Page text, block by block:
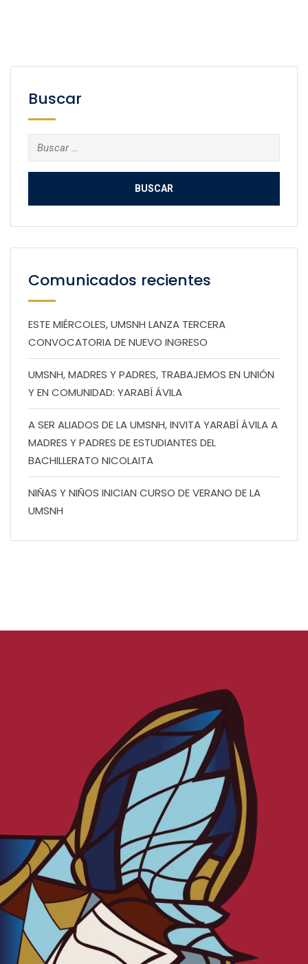
Buscar
Buscar:
Comunicados recientes
ESTE MIÉRCOLES, UMSNH LANZA TERCERA
CONVOCATORIA DE NUEVO INGRESO
UMSNH, MADRES Y PADRES, TRABAJEMOS EN UNIÓN
Y EN COMUNIDAD: YARABÍ ÁVILA
A SER ALIADOS DE LA UMSNH, INVITA YARABÍ ÁVILA A
MADRES Y PADRES DE ESTUDIANTES DEL
BACHILLERATO NICOLAITA
NIÑAS Y NIÑOS INICIAN CURSO DE VERANO DE LA
UMSNH